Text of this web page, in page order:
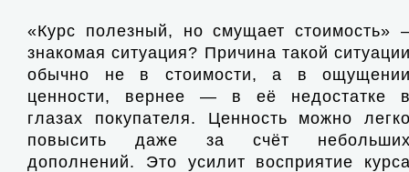
«Курс полезный, но смущает стоимость»
знакомая ситуация? Причина такой
обычно не в стоимости, а в
ценности, вернее — в её недостатке
глазах покупателя. Ценность можно
повысить даже за счёт
дополнений. Это усилит восприятие